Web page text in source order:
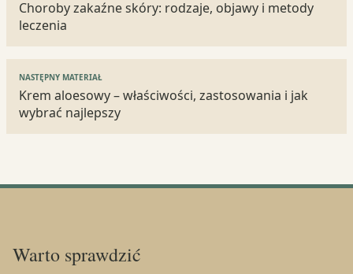
wpisu
Choroby zakaźne skóry: rodzaje, objawy i metody
leczenia
NASTĘPNY MATERIAŁ
Krem aloesowy – właściwości, zastosowania i jak
wybrać najlepszy
Warto sprawdzić